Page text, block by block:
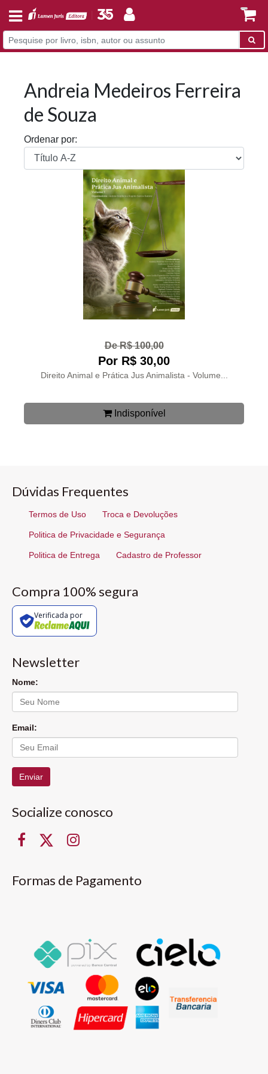
Andreia Medeiros Ferreira
de Souza
Ordenar por:
De R$ 100,00
Por R$ 30,00
Direito Animal e Prática Jus Animalista - Volume...
Indisponível
Dúvidas Frequentes
Termos de Uso Troca e Devoluções
Politica de Privacidade e Segurança
Politica de Entrega Cadastro de Professor
Compra 100% segura
Verificada por
Newsletter
Nome:
Email:
Enviar
Socialize conosco
Formas de Pagamento